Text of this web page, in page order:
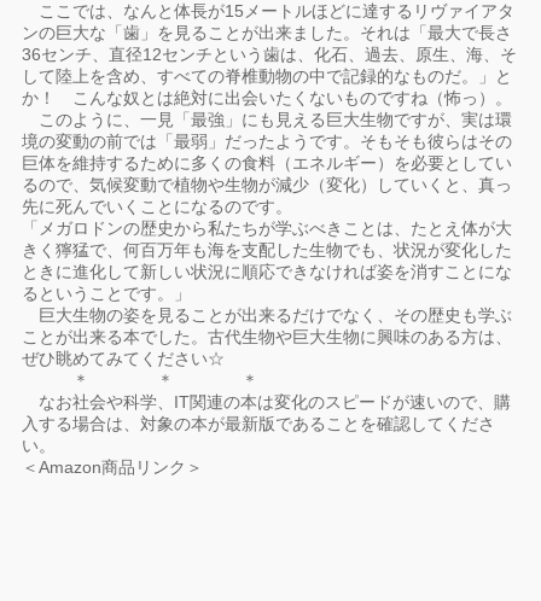
ここでは、なんと体長が15メートルほどに達するリヴァイアタ
ンの巨大な「歯」を見ることが出来ました。それは「最大で長さ
36センチ、直径12センチという歯は、化石、過去、原生、海、そ
して陸上を含め、すべての脊椎動物の中で記録的なものだ。」と
か！ こんな奴とは絶対に出会いたくないものですね（怖っ）。
このように、一見「最強」にも見える巨大生物ですが、実は環
境の変動の前では「最弱」だったようです。そもそも彼らはその
巨体を維持するために多くの食料（エネルギー）を必要としてい
るので、気候変動で植物や生物が減少（変化）していくと、真っ
先に死んでいくことになるのです。
「メガロドンの歴史から私たちが学ぶべきことは、たとえ体が大
きく獰猛で、何百万年も海を支配した生物でも、状況が変化した
ときに進化して新しい状況に順応できなければ姿を消すことにな
るということです。」
巨大生物の姿を見ることが出来るだけでなく、その歴史も学ぶ
ことが出来る本でした。古代生物や巨大生物に興味のある方は、
ぜひ眺めてみてください☆
＊ ＊ ＊
なお社会や科学、IT関連の本は変化のスピードが速いので、購
入する場合は、対象の本が最新版であることを確認してくださ
い。
＜Amazon商品リンク＞